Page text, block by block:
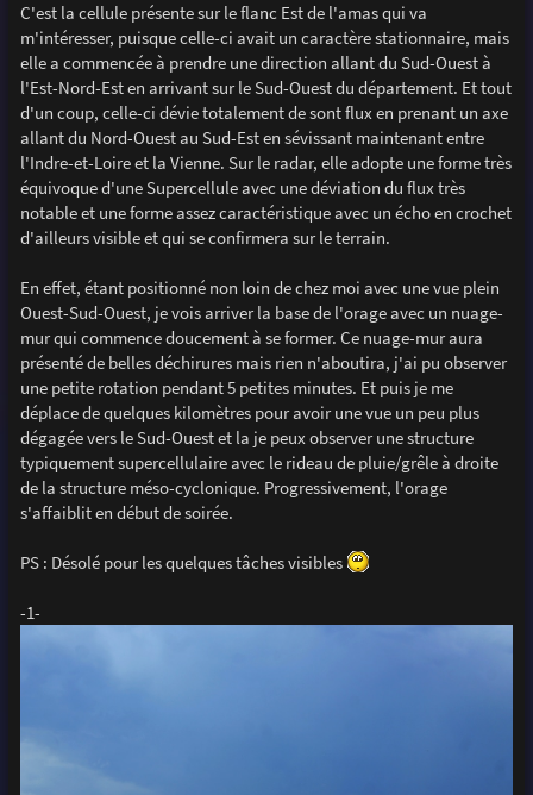
C'est la cellule présente sur le flanc Est de l'amas qui va
m'intéresser, puisque celle-ci avait un caractère stationnaire, mais
elle a commencée à prendre une direction allant du Sud-Ouest à
l'Est-Nord-Est en arrivant sur le Sud-Ouest du département. Et tout
d'un coup, celle-ci dévie totalement de sont flux en prenant un axe
allant du Nord-Ouest au Sud-Est en sévissant maintenant entre
l'Indre-et-Loire et la Vienne. Sur le radar, elle adopte une forme très
équivoque d'une Supercellule avec une déviation du flux très
notable et une forme assez caractéristique avec un écho en crochet
d'ailleurs visible et qui se confirmera sur le terrain.
En effet, étant positionné non loin de chez moi avec une vue plein
Ouest-Sud-Ouest, je vois arriver la base de l'orage avec un nuage-
mur qui commence doucement à se former. Ce nuage-mur aura
présenté de belles déchirures mais rien n'aboutira, j'ai pu observer
une petite rotation pendant 5 petites minutes. Et puis je me
déplace de quelques kilomètres pour avoir une vue un peu plus
dégagée vers le Sud-Ouest et la je peux observer une structure
typiquement supercellulaire avec le rideau de pluie/grêle à droite
de la structure méso-cyclonique. Progressivement, l'orage
s'affaiblit en début de soirée.
PS : Désolé pour les quelques tâches visibles
-1-